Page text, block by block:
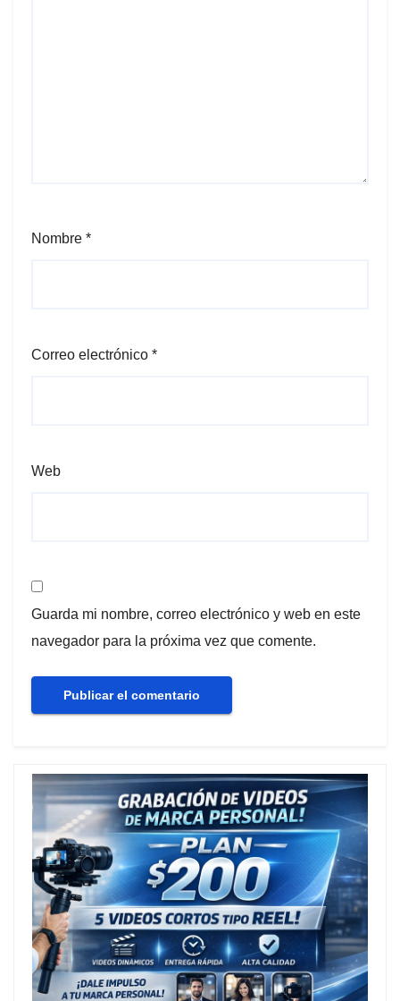
Nombre *
Correo electrónico *
Web
Guarda mi nombre, correo electrónico y web en este
navegador para la próxima vez que comente.